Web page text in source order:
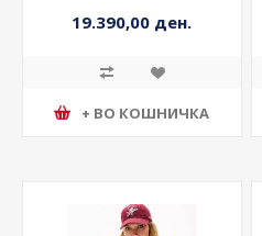
19.390,00 ден.
+ ВО КОШНИЧКА